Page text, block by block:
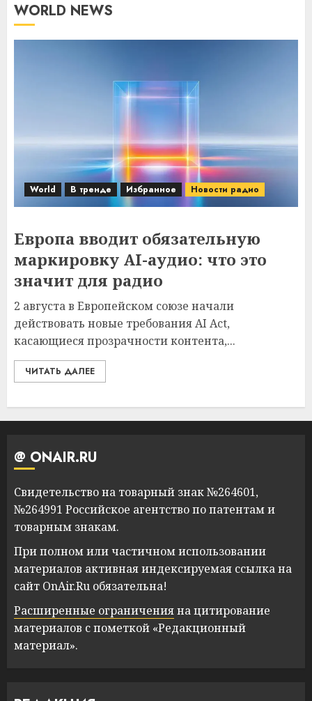
WORLD NEWS
World В тренде Избранное Новости радио
Европа вводит обязательную
маркировку AI-аудио: что это
значит для радио
2 августа в Европейском союзе начали
действовать новые требования AI Act,
касающиеся прозрачности контента,...
ЧИТАТЬ ДАЛЕЕ
@ ONAIR.RU
Свидетельство на товарный знак №264601,
№264991 Российское агентство по патентам и
товарным знакам.
При полном или частичном использовании
материалов активная индексируемая ссылка на
сайт OnAir.Ru обязательна!
Расширенные ограниченияна цитирование
материалов с пометкой «Редакционный
материал».